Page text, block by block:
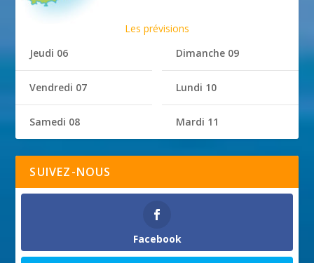
Les prévisions
Jeudi 06
Vendredi 07
Samedi 08
Dimanche 09
Lundi 10
Mardi 11
SUIVEZ-NOUS
Facebook